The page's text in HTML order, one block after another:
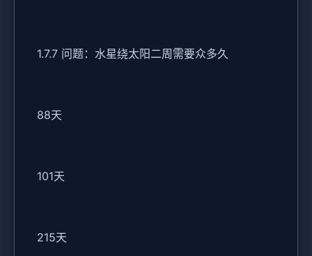
1.7.7 问题：水星绕太阳二周需要众多久
88天
101天
215天